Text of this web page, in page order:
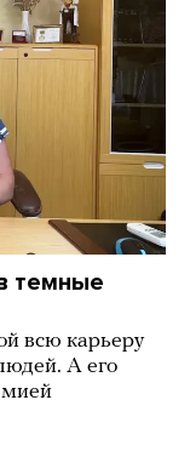
темные
всю карьеру
А его